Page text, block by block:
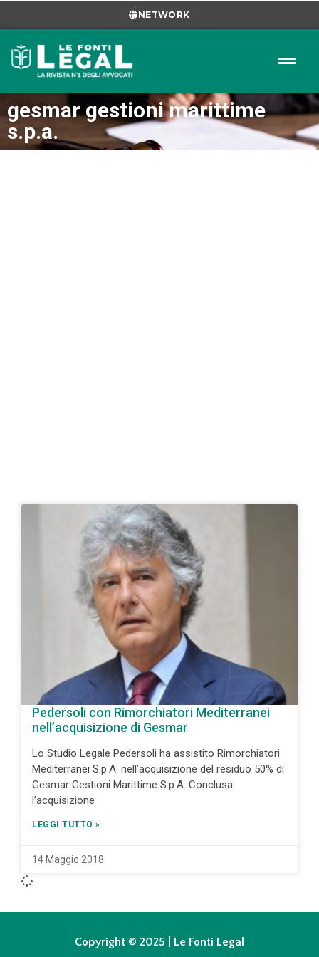
NETWORK
gesmar gestioni marittime
s.p.a.
Pedersoli con Rimorchiatori Mediterranei
nell’acquisizione di Gesmar
Lo Studio Legale Pedersoli ha assistito Rimorchiatori
Mediterranei S.p.A. nell’acquisizione del residuo 50% di
Gesmar Gestioni Marittime S.p.A. Conclusa
l’acquisizione
LEGGI TUTTO »
14 Maggio 2018
Copyright © 2025 | Le Fonti Legal